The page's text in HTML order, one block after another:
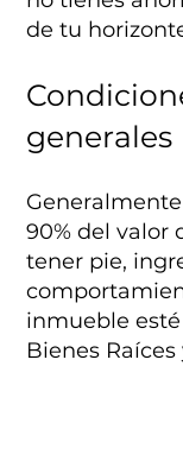
de tu
generales
90% del valor
tener pie,
inmueble
Bienes